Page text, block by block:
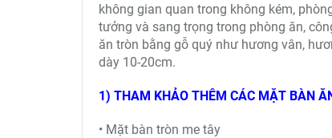
không gian quan trong không kém,
tưởng và sang trọng trong phòng ăn,
ăn tròn bằng gỗ quý như hương vân,
dày 10-20cm.
1) THAM KHẢO THÊM CÁC MẶT BÀN
• Mặt bàn tròn me tây